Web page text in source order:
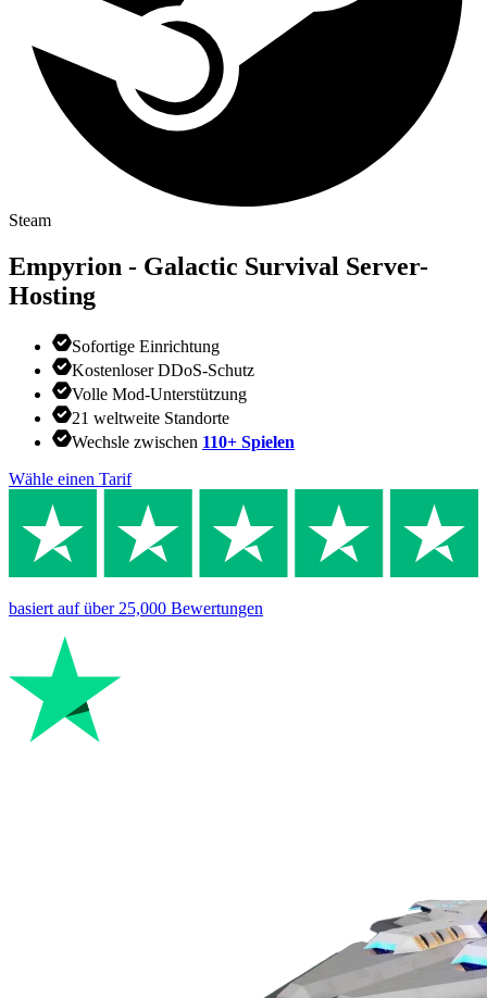
Steam
Empyrion - Galactic Survival Server-
Hosting
Sofortige Einrichtung
Kostenloser DDoS-Schutz
Volle Mod-Unterstützung
21 weltweite Standorte
Wechsle zwischen 110+ Spielen
Wähle einen Tarif
basiert aufüber 25,000 Bewertungen